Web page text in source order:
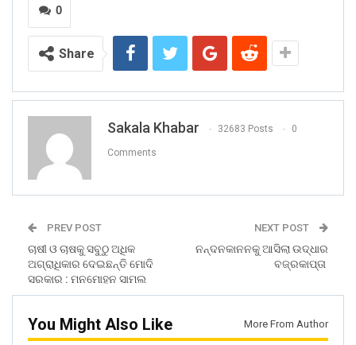
0
Share
Sakala Khabar 32683 Posts 0
Comments
PREV POST
ଚାଷୀ ଓ ଚାଷକୁ ସବୁଠୁ ଅଧିକ
ଅଗ୍ରାଧିକାର ଦେଇଛନ୍ତି ମୋଦି
ସରକାର : ମନମୋହନ ସାମଲ
NEXT POST
ନନ୍ଦନକାନନକୁ ଆସିଲା ଉଦ୍ଧାର
ବଜ୍ରକାପ୍ତା
You Might Also Like More From Author